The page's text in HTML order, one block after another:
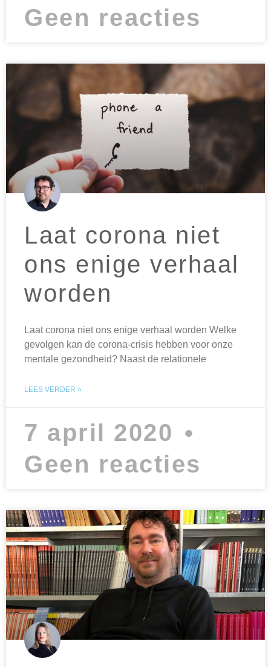
Geen reacties
Laat corona niet
ons enige verhaal
worden
Laat corona niet ons enige verhaal worden Welke
gevolgen kan de corona-crisis hebben voor onze
mentale gezondheid? Naast de relationele
LEES VERDER »
7 april 2020
Geen reacties